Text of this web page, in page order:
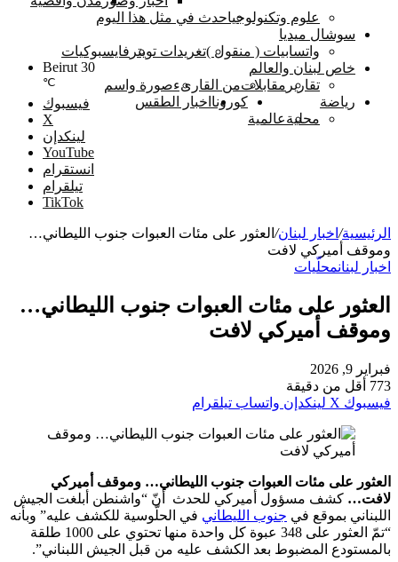
علوم وتكنولوجياحدث في مثل هذا اليوم
سوشال ميديا
واتسابيات ( منقول )تغريدات تويتر فايسبوكيات
خاص لبنان والعالم
تقارير مقابلاتمن القارىءصورة واسم
رياضة
محليةعالمية
كورونا اخبار الطقس
Beirut 30
℃
فيسبوك
‫X
لينكدإن
‫YouTube
انستقرام
تيلقرام
‫TikTok
الرئيسية/ اخبار لبنان/ العثور على مئات العبوات جنوب الليطاني…
وموقف أميركي لافت
اخبار لبنانمحلّيات
العثور على مئات العبوات جنوب الليطاني…
وموقف أميركي لافت
فبراير 9, 2026
773 أقل من دقيقة
فيسبوك ‫X لينكدإن واتساب تيلقرام
العثور على مئات العبوات جنوب الليطاني… وموقف أميركي
لافت… كشف مسؤول أميركي للحدث أنّ “واشنطن أبلغت الجيش
اللبناني بموقع في جنوب الليطاني في الحلّوسية للكشف عليه” وبأنه
“تمّ العثور على 348 عبوة كل واحدة منها تحتوي على 1000 طلقة
بالمستودع المضبوط بعد الكشف عليه من قبل الجيش اللبناني”.